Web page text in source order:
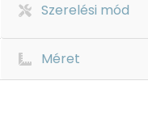
Szerelési mód
Méret